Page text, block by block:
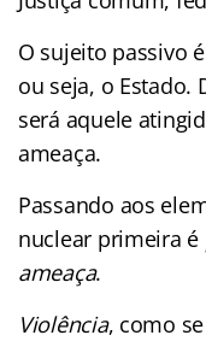
O sujeito passivo
ou seja, o Estado.
será aquele
ameaça.
Passando aos
nuclear primeira é
ameaça.
Violência, como